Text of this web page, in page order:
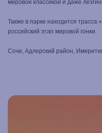
мировой классикой и даже
Также в парке находится трасса
российский этап мировой гонки.
Сочи, Адлерский район,